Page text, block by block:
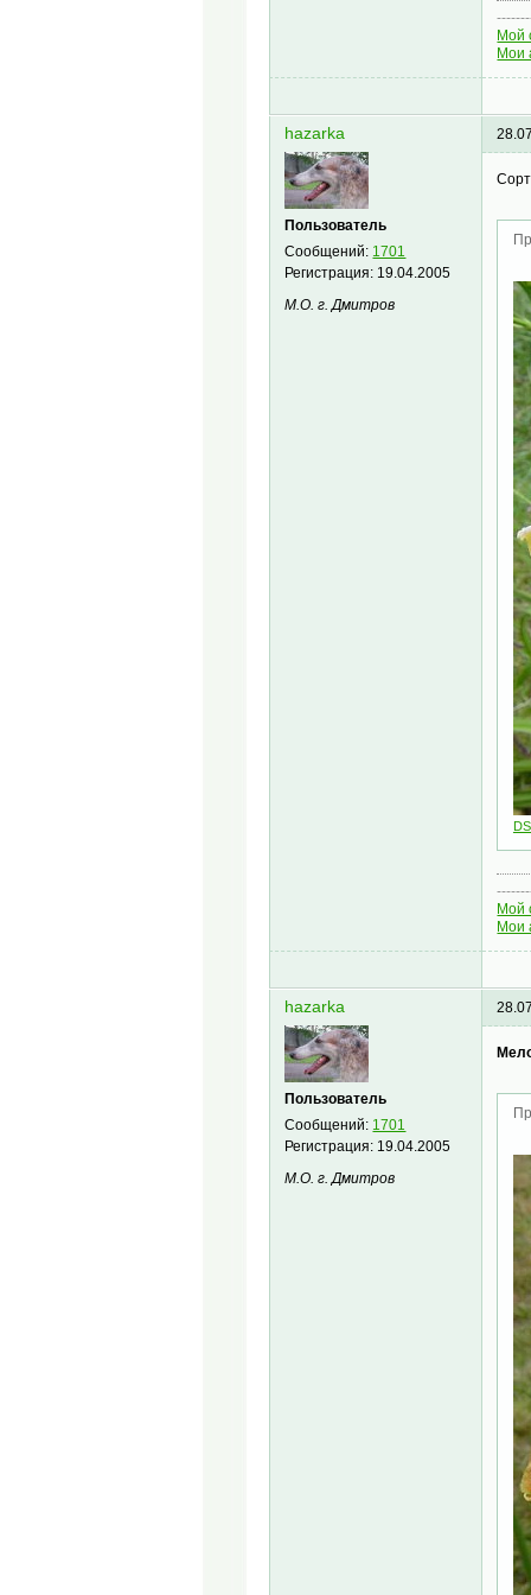
Мой
Мои
hazarka
Пользователь
Сообщений: 1701
Регистрация: 19.04.2005
М.О. г. Дмитров
Мой
Мои
hazarka
Пользователь
Сообщений: 1701
Регистрация: 19.04.2005
М.О. г. Дмитров